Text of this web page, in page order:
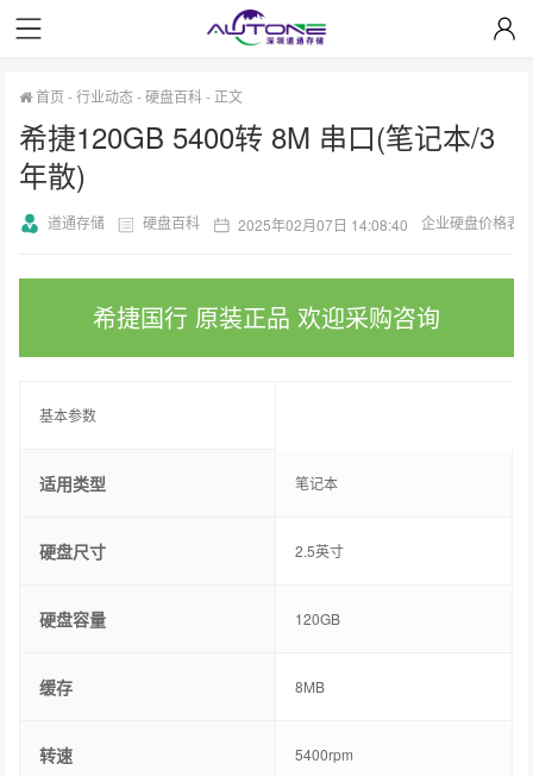
首页 -行业动态-硬盘百科- 正文
希捷120GB 5400转 8M 串口(笔记本/3
年散)
道通存储 硬盘百科 2025年02月07日 14:08:40 企业硬盘价格表
希捷国行 原装正品 欢迎采购咨询
基本参数
适用类型 笔记本
硬盘尺寸 2.5英寸
硬盘容量 120GB
缓存 8MB
转速 5400rpm